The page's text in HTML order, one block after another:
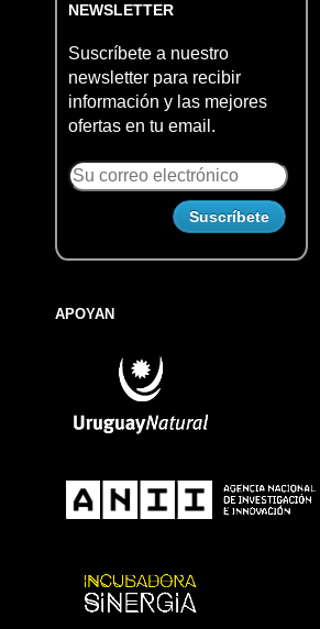
NEWSLETTER
Suscríbete a nuestro
newsletter para recibir
información y las mejores
ofertas en tu email.
APOYAN